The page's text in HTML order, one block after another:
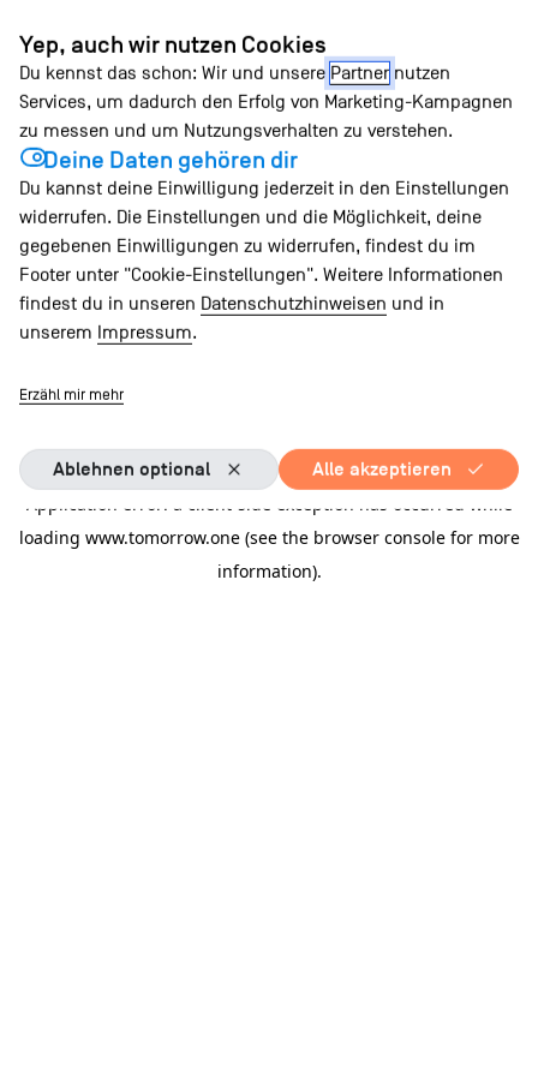
Zum
Inhalt
springen
Application error: a client-side exception has occurred while
loading www.tomorrow.one (see the browser console for more
information).
Yep, auch wir nutzen Cookies
Du kennst das schon: Wir und unsere Partner nutzen
Services, um dadurch den Erfolg von Marketing-Kampagnen
zu messen und um Nutzungsverhalten zu verstehen.
Deine Daten gehören dir
Du kannst deine Einwilligung jederzeit in den Einstellungen
widerrufen. Die Einstellungen und die Möglichkeit, deine
gegebenen Einwilligungen zu widerrufen, findest du im
Footer unter "Cookie-Einstellungen". Weitere Informationen
findest du in unseren Datenschutzhinweisen und in
unserem Impressum.
Erzähl mir mehr
Ablehnen optional Alle akzeptieren